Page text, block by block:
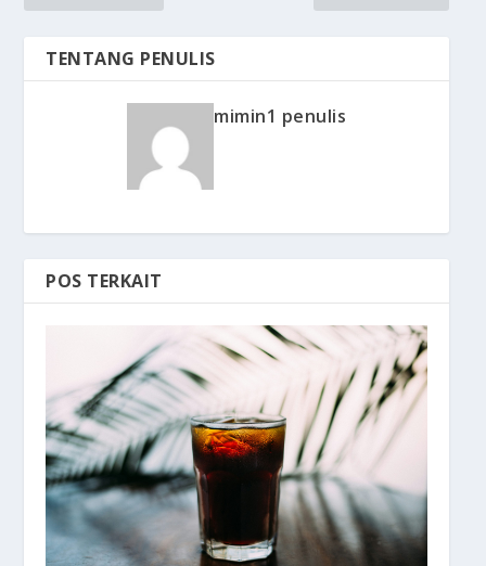
TENTANG PENULIS
mimin1 penulis
POS TERKAIT